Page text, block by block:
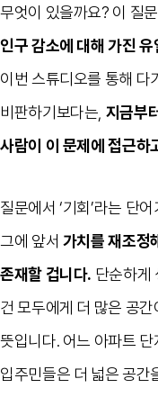
무엇이 있을까요? 이 질
인구 감소에 대해 가진 유
이번 스튜디오를 통해 다
비판하기보다는, 지금부
사람이 이 문제에 접근하
질문에서 ‘기회’라는 단
그에 앞서 가치를 재조정
존재할 겁니다. 단순하게
건 모두에게 더 많은 공
뜻입니다. 어느 아파트
입주민들은 더 넓은 공간